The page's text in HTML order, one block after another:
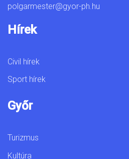
polgarmester@gyor-ph.hu
Hírek
Civil hírek
Sport hírek
Győr
Turizmus
Kultúra